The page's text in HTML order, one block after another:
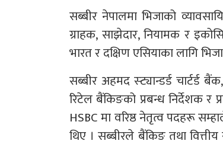
सब्बीर नेपालमा भिजाको
ग्राहक, साझेदार, नियामक र
भारत र दक्षिण एसियाका लागि
सब्बीर अहमद स्ट्यान्डर्ड
रिटेल बैंकिङको प्रबन्ध निर्देशक
HSBC मा वरिष्ठ नेतृत्व पदहरू
थिए । सब्बीरले बैंकिङ तथा वित्तीय